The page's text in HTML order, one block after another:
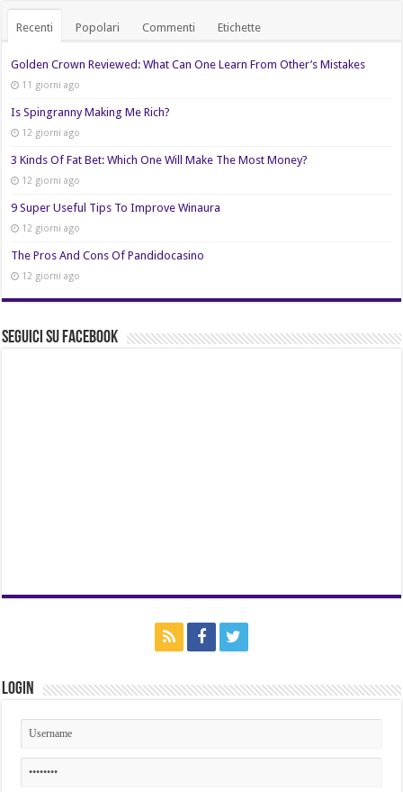
Recenti Popolari Commenti Etichette
Golden Crown Reviewed: What Can One Learn From Other’s Mistakes
11 giorni ago
Is Spingranny Making Me Rich?
12 giorni ago
3 Kinds Of Fat Bet: Which One Will Make The Most Money?
12 giorni ago
9 Super Useful Tips To Improve Winaura
12 giorni ago
The Pros And Cons Of Pandidocasino
12 giorni ago
Seguici su Facebook
Login